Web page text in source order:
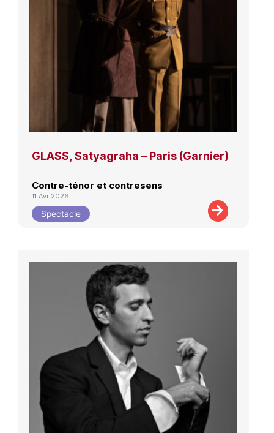
GLASS, Satyagraha – Paris (Garnier)
Contre-ténor et contresens
11 Avr 2026
Spectacle